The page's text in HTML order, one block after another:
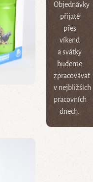
Objednávky
přijaté
přes
víkend
a svátky
budeme
zpracovávat
v nejbližších
pracovních
dnech.